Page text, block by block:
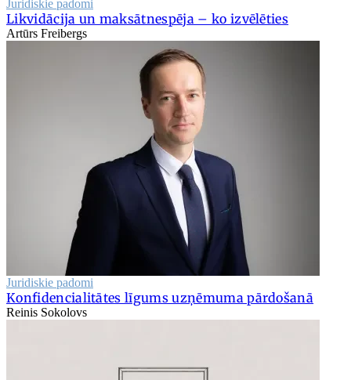
Juridiskie padomi
Likvidācija un maksātnespēja – ko izvēlēties
Artūrs Freibergs
Juridiskie padomi
Konfidencialitātes līgums uzņēmuma pārdošanā
Reinis Sokolovs